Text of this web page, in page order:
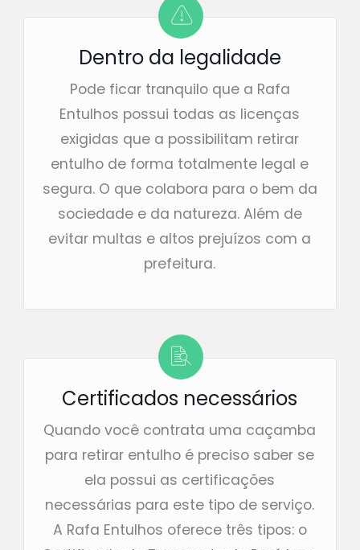
Dentro da legalidade
Pode ficar tranquilo que a Rafa
Entulhos possui todas as licenças
exigidas que a possibilitam retirar
entulho de forma totalmente legal e
segura. O que colabora para o bem da
sociedade e da natureza. Além de
evitar multas e altos prejuízos com a
prefeitura.
Certificados necessários
Quando você contrata uma caçamba
para retirar entulho é preciso saber se
ela possui as certificações
necessárias para este tipo de serviço.
A Rafa Entulhos oferece três tipos: o